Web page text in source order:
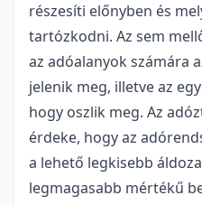
részesíti előnyben és
tartózkodni. Az sem
az adóalanyok számára
jelenik meg, illetve az
hogy oszlik meg. Az
érdeke, hogy az
a lehető legkisebb
legmagasabb mértékű